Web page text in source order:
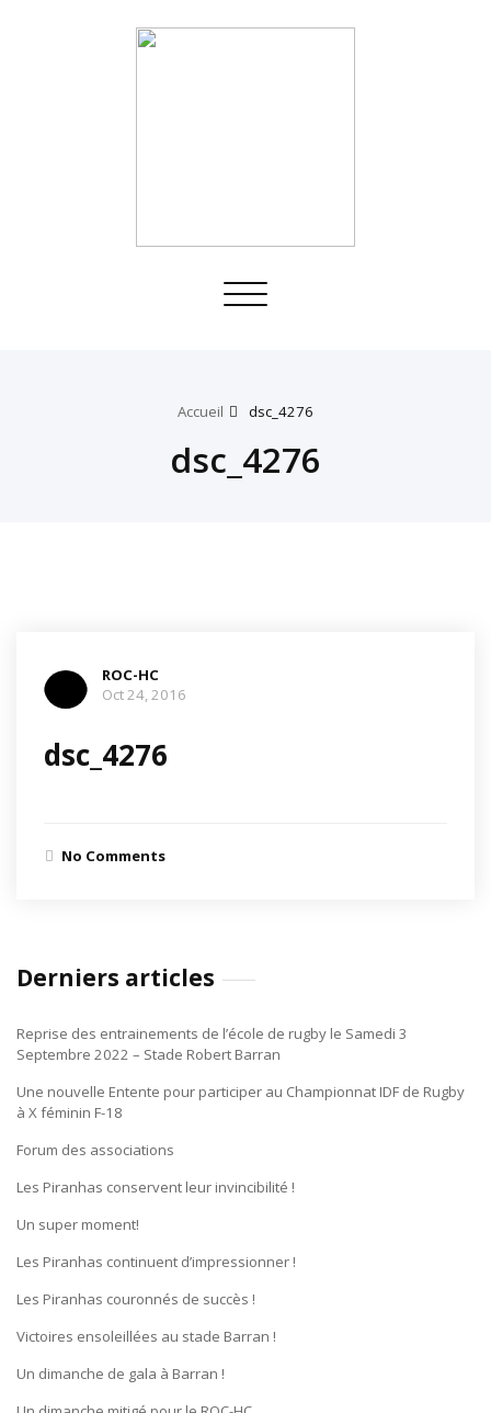
Toggle
Accueil dsc_4276
dsc_4276
ROC-HC
Oct 24, 2016
dsc_4276
No Comments
Derniers articles
Reprise des entrainements de l’école de rugby le Samedi 3
Septembre 2022 – Stade Robert Barran
Une nouvelle Entente pour participer au Championnat IDF de Rugby
à X féminin F-18
Forum des associations
Les Piranhas conservent leur invincibilité !
Un super moment!
Les Piranhas continuent d’impressionner !
Les Piranhas couronnés de succès !
Victoires ensoleillées au stade Barran !
Un dimanche de gala à Barran !